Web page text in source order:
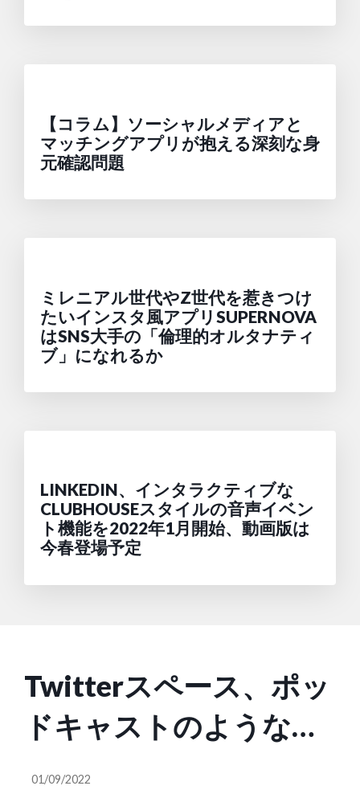
【コラム】ソーシャルメディアと
マッチングアプリが抱える深刻な身
元確認問題
ミレニアル世代やZ世代を惹きつけ
たいインスタ風アプリSUPERNOVA
はSNS大手の「倫理的オルタナティ
ブ」になれるか
LINKEDIN、インタラクティブな
CLUBHOUSEスタイルの音声イベン
ト機能を2022年1月開始、動画版は
今春登場予定
Twitterスペース、ポッ
ドキャストのようなオ
ーディオ録音シェア機
01/09/2022